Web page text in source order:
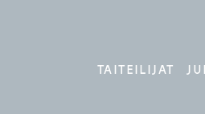
TAITEILIJAT